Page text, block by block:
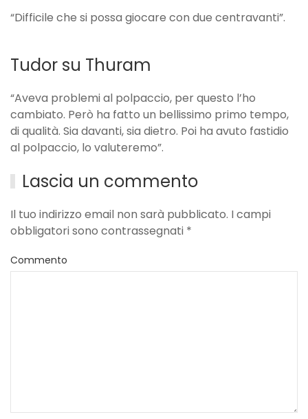
“Difficile che si possa giocare con due centravanti”.
Tudor su Thuram
“Aveva problemi al polpaccio, per questo l’ho
cambiato. Però ha fatto un bellissimo primo tempo,
di qualità. Sia davanti, sia dietro. Poi ha avuto fastidio
al polpaccio, lo valuteremo”.
Lascia un commento
Il tuo indirizzo email non sarà pubblicato. I campi
obbligatori sono contrassegnati *
Commento